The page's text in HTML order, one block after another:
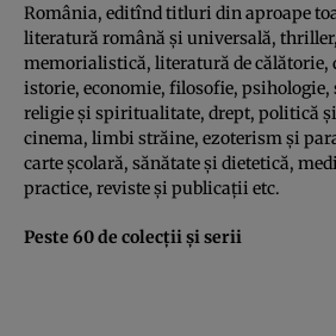
România, editînd titluri din aproape
literatură română şi universală,
memorialistică, literatură de călătorie,
istorie, economie, filosofie, psihologie,
religie şi spiritualitate, drept, politică
cinema, limbi străine, ezoterism şi
carte şcolară, sănătate şi dietetică,
practice, reviste şi publicaţii etc.
Peste 60 de colecţii şi serii